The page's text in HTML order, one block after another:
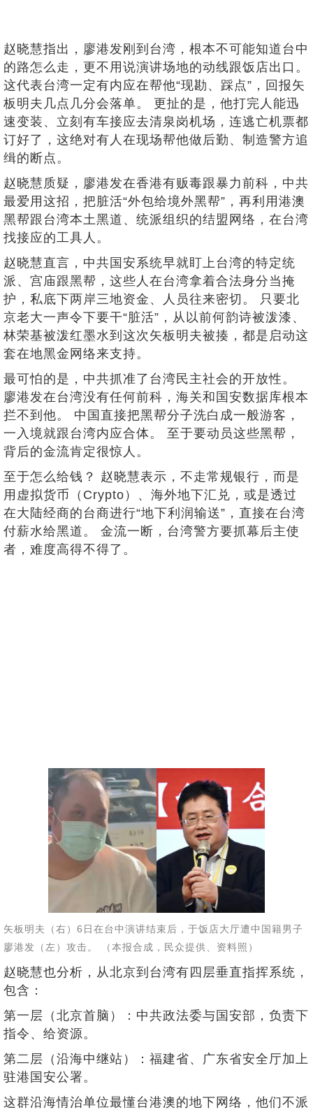
赵晓慧指出，廖港发刚到台湾，根本不可能知道台中
的路怎么走，更不用说演讲场地的动线跟饭店出口。
这代表台湾一定有内应在帮他“现勘、踩点”，回报矢
板明夫几点几分会落单。 更扯的是，他打完人能迅
速变装、立刻有车接应去清泉岗机场，连逃亡机票都
订好了，这绝对有人在现场帮他做后勤、制造警方追
缉的断点。
赵晓慧质疑，廖港发在香港有贩毒跟暴力前科，中共
最爱用这招，把脏活“外包给境外黑帮”，再利用港澳
黑帮跟台湾本土黑道、统派组织的结盟网络，在台湾
找接应的工具人。
赵晓慧直言，中共国安系统早就盯上台湾的特定统
派、宫庙跟黑帮，这些人在台湾拿着合法身分当掩
护，私底下两岸三地资金、人员往来密切。 只要北
京老大一声令下要干“脏活”，从以前何韵诗被泼漆、
林荣基被泼红墨水到这次矢板明夫被揍，都是启动这
套在地黑金网络来支持。
最可怕的是，中共抓准了台湾民主社会的开放性。
廖港发在台湾没有任何前科，海关和国安数据库根本
拦不到他。 中国直接把黑帮分子洗白成一般游客，
一入境就跟台湾内应合体。 至于要动员这些黑帮，
背后的金流肯定很惊人。
至于怎么给钱？ 赵晓慧表示，不走常规银行，而是
用虚拟货币（Crypto）、海外地下汇兑，或是透过
在大陆经商的台商进行“地下利润输送”，直接在台湾
付薪水给黑道。 金流一断，台湾警方要抓幕后主使
者，难度高得不得了。
矢板明夫（右）6日在台中演讲结束后，于饭店大厅遭中国籍男子
廖港发（左）攻击。 （本报合成，民众提供、资料照）
赵晓慧也分析，从北京到台湾有四层垂直指挥系统，
包含：
第一层（北京首脑）：中共政法委与国安部，负责下
指令、给资源。
第二层（沿海中继站）：福建省、广东省安全厅加上
驻港国安公署。
这群沿海情治单位最懂台港澳的地下网络，他们不派